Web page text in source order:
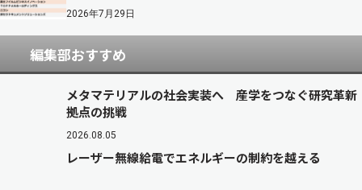
2026年7月29日
編集部おすすめ
メタマテリアルの社会実装へ 産学をつなぐ研究革新
拠点の挑戦
2026.08.05
レーザー無線給電でエネルギーの制約を越える